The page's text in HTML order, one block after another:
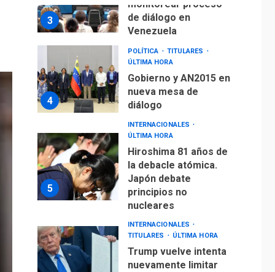
5
INTERNACIONALES
ÚLTIMA HORA
la debacle atómica.
Japón debate
principios no
nucleares
6
INTERNACIONALES
TITULARES
ÚLTIMA HORA
Trump vuelve intenta
nuevamente limitar
ciudadanía por
nacimiento
7
GUERRA EN EL MUNDO
TITULARES
ÚLTIMA HORA
Ucrania y Rusia
intensifican
ofensivas de largo
alcance